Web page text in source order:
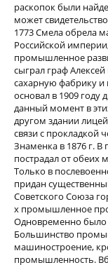
раскопок были
может
1773 Смела обрела
Российской
промышленное
сыграл граф
сахарную фабрику и
основал в 1909
данный момент в
другом здании
связи с прокладкой
Знаменка в 1876 г. В
пострадал от
Только в
придан
Советского Союза
х промышленное
Одновременно было
Большинство
машиностроение,
промышленность.